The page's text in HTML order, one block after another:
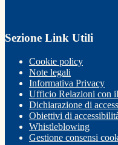
Sezione Link Utili
Cookie policy
Note legali
Informativa Privacy
Ufficio Relazioni con
Dichiarazione di
Obiettivi di
Whistleblowing
Gestione consensi